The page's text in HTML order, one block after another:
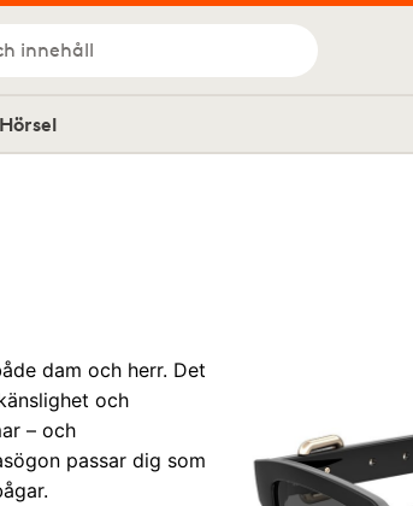
innehåll
Hörsel
dam och herr. Det
och
– och
passar dig som